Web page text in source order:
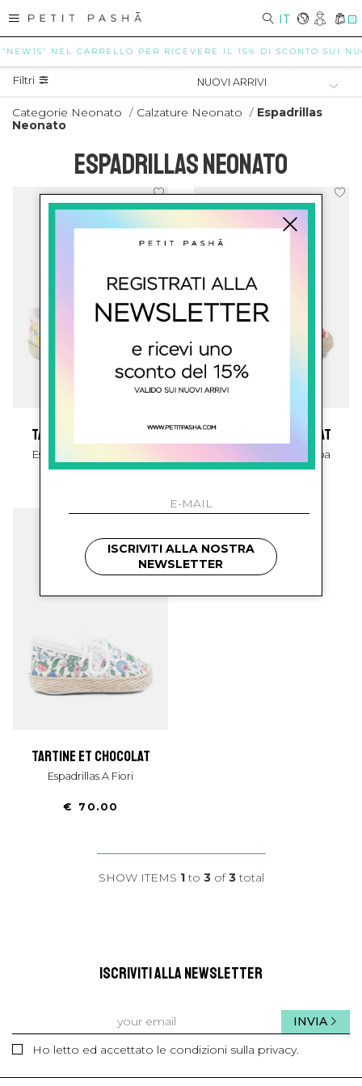
IT 0
NEL CARRELLO PER RICEVERE IL 15% DI SCONTO SUI
Filtri
Categorie Neonato / Calzature Neonato / Espadrillas
Neonato
ESPADRILLAS NEONATO
tartine et chocolat
Espadrillas Con Stampa
tartine et chocolat
Espadrillas Con Stampa
tartine et chocolat
Espadrillas A Fiori
€ 70.00
SHOW ITEMS 1to 3of3total
ISCRIVITI ALLA NEWSLETTER
Ho letto ed accettato le condizioni sulla privacy.
INVIA
ISCRIVITI ALLA NOSTRA
NEWSLETTER